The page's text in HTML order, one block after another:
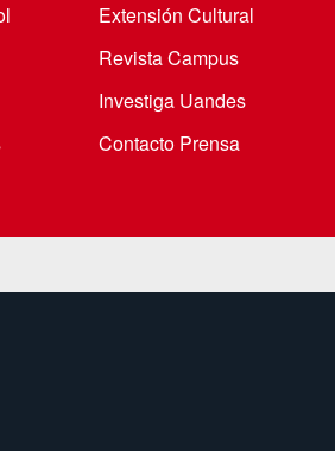
Extensión Cultural
Revista Campus
Investiga Uandes
Contacto Prensa